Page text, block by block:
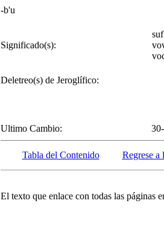
-b'u
Significado(s):
Deletreo(s) de Jeroglífico:
Ultimo Cambio:
Tabla del Contenido Regrese a
El texto que enlace con todas las páginas